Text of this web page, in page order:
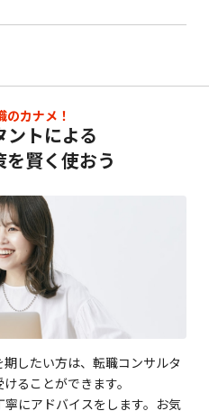
のカナメ！
ントによる
賢く使おう
したい方は、転職コンサルタ
ることができます。
にアドバイスをします。お気